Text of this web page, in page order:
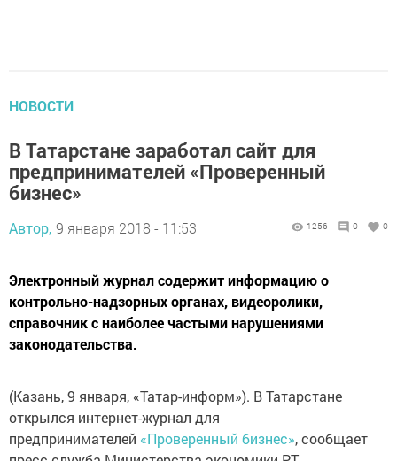
НОВОСТИ
В Татарстане заработал сайт для
предпринимателей «Проверенный
бизнес»
Автор, 9 января 2018 - 11:53 1256 0 0
Электронный журнал содержит информацию о
контрольно-надзорных органах, видеоролики,
справочник с наиболее частыми нарушениями
законодательства.
(Казань, 9 января, «Татар-информ»). В Татарстане
открылся интернет-журнал для
предпринимателей «Проверенный бизнес», сообщает